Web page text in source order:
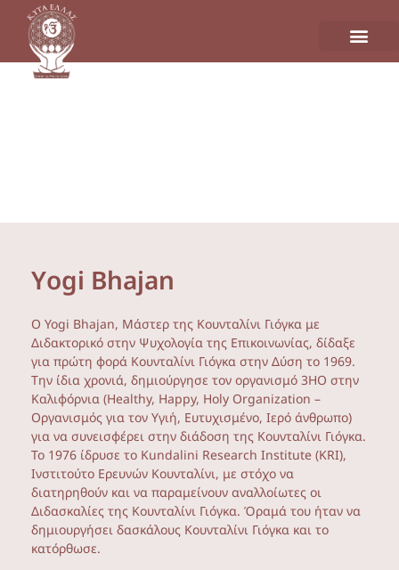
Υogi Bhajan
Ο Yogi Bhajan, Mάστερ της Κουνταλίνι Γιόγκα με
Διδακτορικό στην Ψυχολογία της Επικοινωνίας, δίδαξε
για πρώτη φορά Κουνταλίνι Γιόγκα στην Δύση το 1969.
Την ίδια χρονιά, δημιούργησε τον οργανισμό 3HO στην
Καλιφόρνια (Healthy, Happy, Holy Organization –
Οργανισμός για τον Υγιή, Ευτυχισμένο, Ιερό άνθρωπο)
για να συνεισφέρει στην διάδοση της Κουνταλίνι Γιόγκα.
Το 1976 ίδρυσε το Kundalini Research Institute (KRI),
Ινστιτούτο Ερευνών Κουνταλίνι, με στόχο να
διατηρηθούν και να παραμείνουν αναλλοίωτες οι
Διδασκαλίες της Κουνταλίνι Γιόγκα. Όραμά του ήταν να
δημιουργήσει δασκάλους Κουνταλίνι Γιόγκα και το
κατόρθωσε.